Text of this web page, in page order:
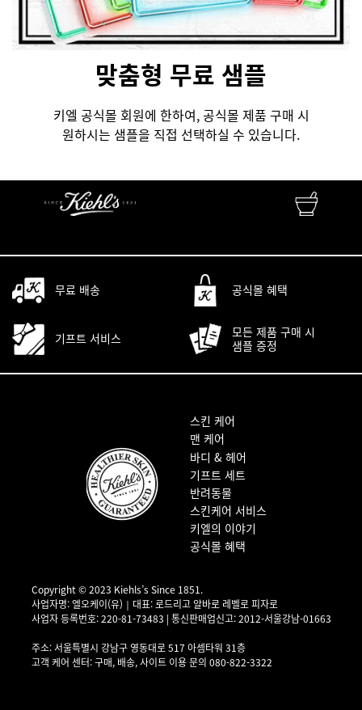
맞춤형 무료 샘플
키엘 공식몰 회원에 한하여, 공식몰 제품 구매 시
원하시는 샘플을 직접 선택하실 수 있습니다.
무료 배송 공식몰 혜택
기프트 서비스
모든 제품 구매 시
샘플 증정
스킨 케어
맨 케어
바디 & 헤어
기프트 세트
반려동물
스킨케어 서비스
키엘의 이야기
공식몰 혜택
Copyright © 2023 Kiehls’s Since 1851.
사업자명: 엘오케이(유)｜대표: 로드리고 알바로 레벨로 피자로
사업자 등록번호: 220-81-73483 | 통신판매업신고: 2012-서울강남-01663
주소: 서울특별시 강남구 영동대로 517 아셈타워 31층
고객 케어 센터: 구매, 배송, 사이트 이용 문의 080-822-3322